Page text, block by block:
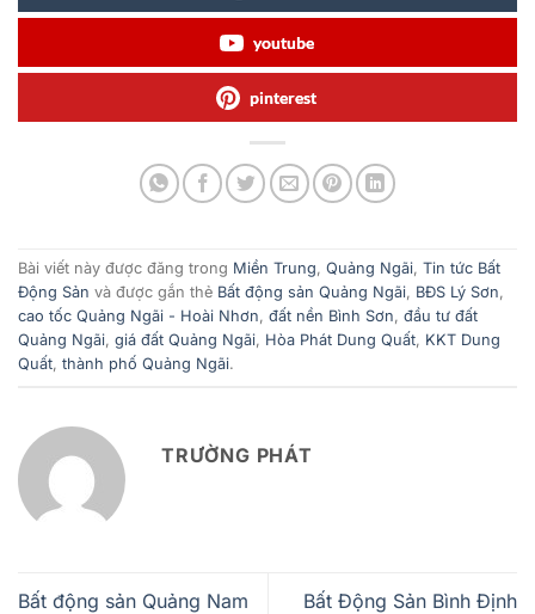
youtube
pinterest
Bài viết này được đăng trong Miền Trung, Quảng Ngãi, Tin tức Bất
Động Sản và được gắn thẻ Bất động sản Quảng Ngãi, BĐS Lý Sơn,
cao tốc Quảng Ngãi - Hoài Nhơn, đất nền Bình Sơn, đầu tư đất
Quảng Ngãi, giá đất Quảng Ngãi, Hòa Phát Dung Quất, KKT Dung
Quất, thành phố Quảng Ngãi.
TRƯỜNG PHÁT
Bất động sản Quảng Nam
Bất Động Sản Bình Định